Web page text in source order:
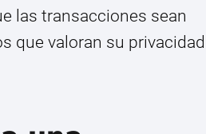
las transacciones sean
que valoran su privacidad